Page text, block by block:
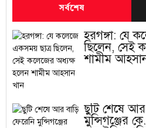
সর্বশেষ
হরগঙ্গা: যে
ছিলেন, সেই
শামীম
ছুটি শেষে আর
মুন্সিগঞ্জের